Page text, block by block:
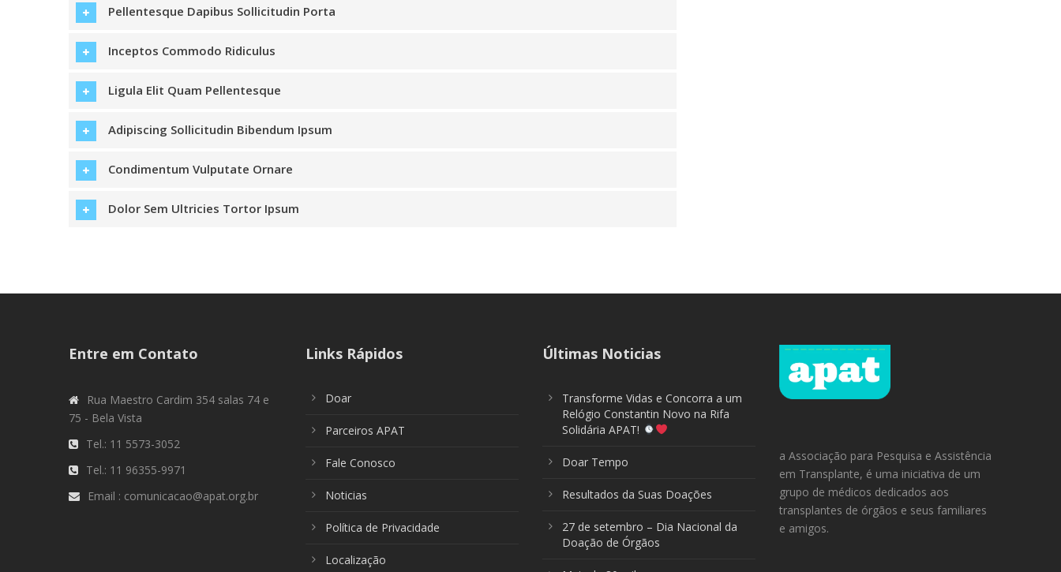
Pellentesque Dapibus Sollicitudin Porta
Inceptos Commodo Ridiculus
Ligula Elit Quam Pellentesque
Adipiscing Sollicitudin Bibendum Ipsum
Condimentum Vulputate Ornare
Dolor Sem Ultricies Tortor Ipsum
Entre em Contato
Rua Maestro Cardim 354 salas 74 e
75 - Bela Vista
Tel.: 11 5573-3052
Tel.: 11 96355-9971
Email : comunicacao@apat.org.br
Links Rápidos
Doar
Parceiros APAT
Fale Conosco
Noticias
Política de Privacidade
Localização
Últimas Noticias
Transforme Vidas e Concorra a um
Relógio Constantin Novo na Rifa
Solidária APAT!
Doar Tempo
Resultados da Suas Doações
27 de setembro – Dia Nacional da
Doação de Órgãos
a Associação para Pesquisa e Assistência
em Transplante, é uma iniciativa de um
grupo de médicos dedicados aos
transplantes de órgãos e seus familiares
e amigos.